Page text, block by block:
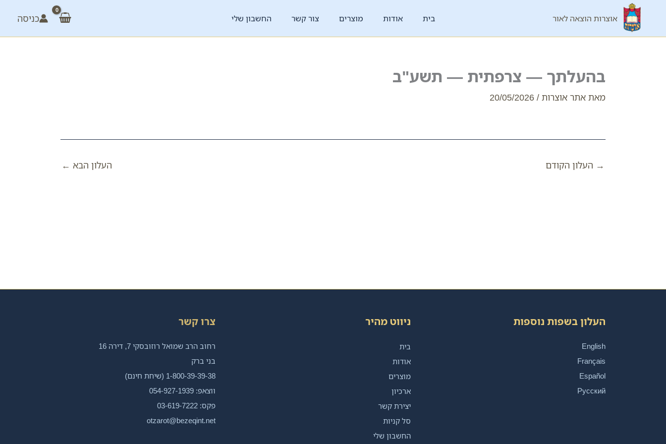
אוצרות הוצאה לאור בית אודות מוצרים צור קשר החשבון שלי כניסה
בהעלתך — צרפתית — תשע"ב
מאת אתר אוצרות /
20/05/2026
→ העלון הקודם העלון הבא ←
העלון בשפות נוספות
English
Français
Español
Русский
ניווט מהיר
בית
אודות
מוצרים
ארכיון
יצירת קשר
סל קניות
החשבון שלי
צרו קשר
רחוב הרב שמואל רוזובסקי 7, דירה 16
בני ברק
1-800-39-39-38 (שיחת חינם)
ווצאפ: 054-927-1939
פקס: 03-619-7222
otzarot@bezeqint.net